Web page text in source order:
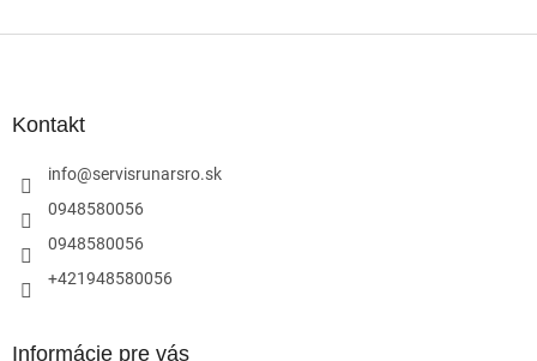
Kontakt
info@servisrunarsro.sk
0948580056
0948580056
+421948580056
Informácie pre vás